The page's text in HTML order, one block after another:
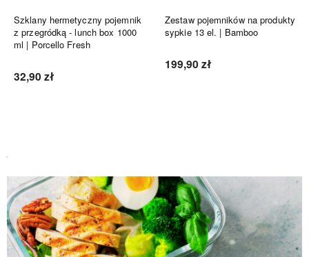
Szklany hermetyczny pojemnik
z przegródką - lunch box 1000
ml | Porcello Fresh
32,90 zł
Zestaw pojemników na produkty
sypkie 13 el. | Bamboo
199,90 zł